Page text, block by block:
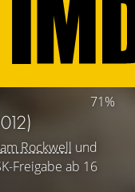
71%
Rockwell und
Freigabe ab 16